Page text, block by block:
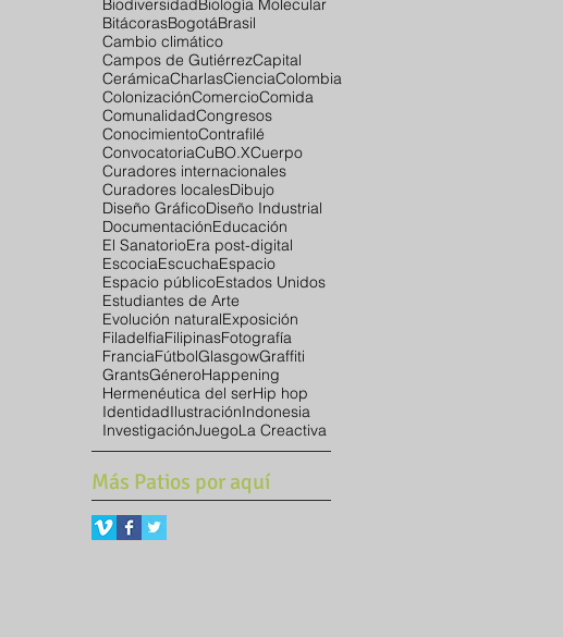
BiodiversidadBiología Molecular
BitácorasBogotáBrasil
Cambio climático
Campos de GutiérrezCapital
CerámicaCharlasCienciaColombia
ColonizaciónComercioComida
ComunalidadCongresos
ConocimientoContrafilé
ConvocatoriaCuBO.XCuerpo
Curadores internacionales
Curadores localesDibujo
Diseño GráficoDiseño Industrial
DocumentaciónEducación
El SanatorioEra post-digital
EscociaEscuchaEspacio
Espacio públicoEstados Unidos
Estudiantes de Arte
Evolución naturalExposición
FiladelfiaFilipinasFotografía
FranciaFútbolGlasgowGraffiti
GrantsGéneroHappening
Hermenéutica del serHip hop
IdentidadIlustraciónIndonesia
InvestigaciónJuegoLa Creactiva
Más Patios por aquí